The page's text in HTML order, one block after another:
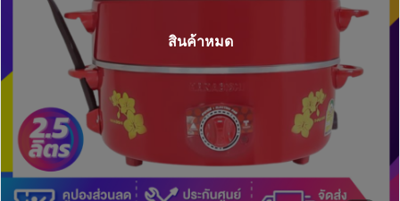
สินค้าหมด